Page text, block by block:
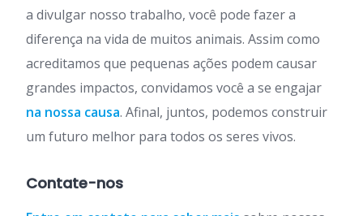
a divulgar nosso trabalho, você pode fazer a
diferença na vida de muitos animais. Assim como
acreditamos que pequenas ações podem causar
grandes impactos, convidamos você a se engajar
na nossa causa. Afinal, juntos, podemos construir
um futuro melhor para todos os seres vivos.
Contate-nos